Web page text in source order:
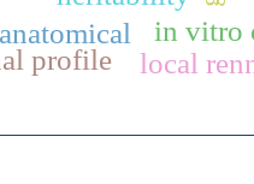
in vitro
profile local
anatomical